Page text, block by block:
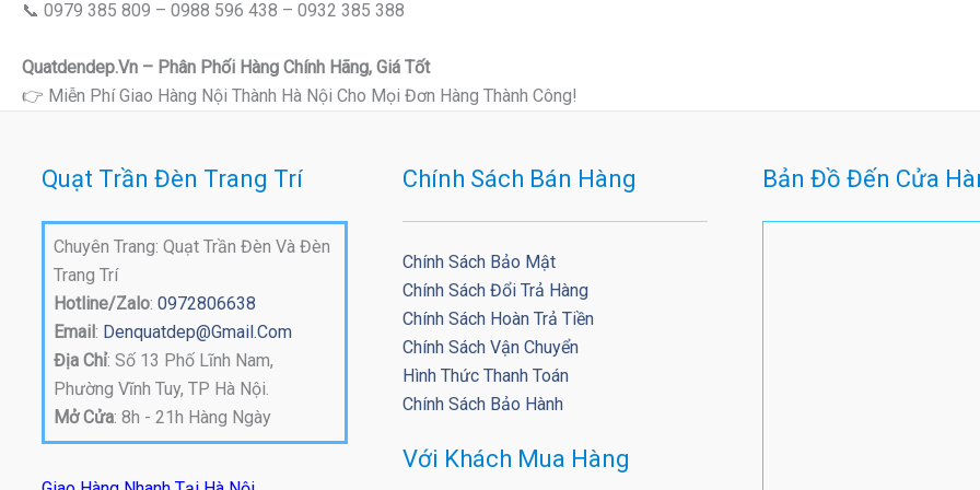
📞 0979 385 809 – 0988 596 438 – 0932 385 388
Quatdendep.vn – Phân Phối Hàng Chính Hãng, Giá Tốt
👉 Miễn Phí Giao Hàng Nội Thành Hà Nội Cho Mọi Đơn Hàng Thành Công!
Quạt Trần Đèn Trang Trí
Chuyên Trang: Quạt Trần Đèn Và Đèn
Trang Trí
Hotline/Zalo: 0972806638
Email: Denquatdep@gmail.com
Địa Chỉ: Số 13 Phố Lĩnh Nam,
Phường Vĩnh Tuy, TP Hà Nội.
Mở Cửa: 8h - 21h Hàng Ngày
Chính Sách Bán Hàng
Chính Sách Bảo Mật
Chính Sách Đổi Trả Hàng
Chính Sách Hoàn Trả Tiền
Chính Sách Vận Chuyển
Hình Thức Thanh Toán
Chính Sách Bảo Hành
Với Khách Mua Hàng
Bản Đồ Đến Cửa